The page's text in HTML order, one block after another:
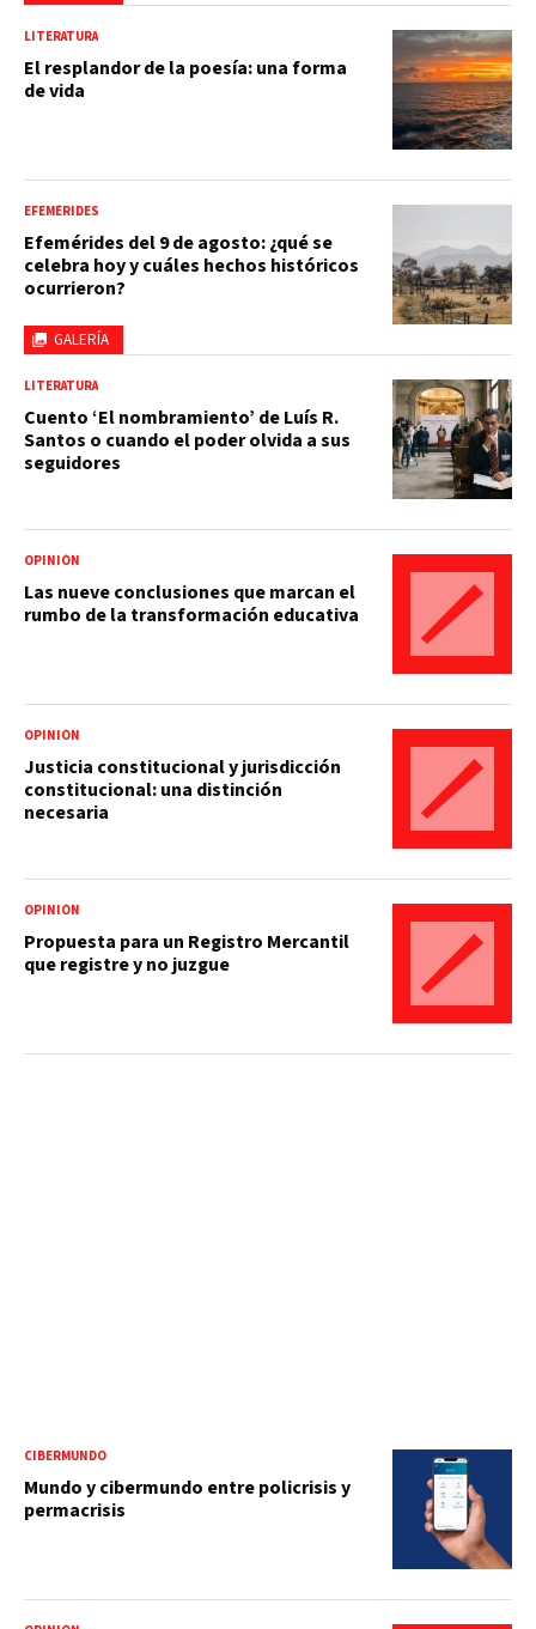
LITERATURA
El resplandor de la poesía: una forma
de vida
GALERÍA
EFEMÉRIDES
Efemérides del 9 de agosto: ¿qué se
celebra hoy y cuáles hechos históricos
ocurrieron?
LITERATURA
Cuento ‘El nombramiento’ de Luís R.
Santos o cuando el poder olvida a sus
seguidores
OPINIÓN
Las nueve conclusiones que marcan el
rumbo de la transformación educativa
OPINIÓN
Justicia constitucional y jurisdicción
constitucional: una distinción
necesaria
OPINIÓN
Propuesta para un Registro Mercantil
que registre y no juzgue
CIBERMUNDO
Mundo y cibermundo entre policrisis y
permacrisis